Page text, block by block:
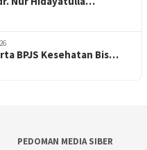
BPJS Kesehatan Bis…
PEDOMAN MEDIA SIBER